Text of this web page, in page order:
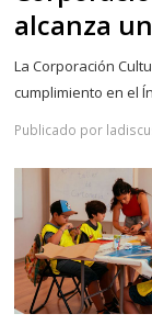
alcanza
La Corporación
cumplimiento en el
Publicado por